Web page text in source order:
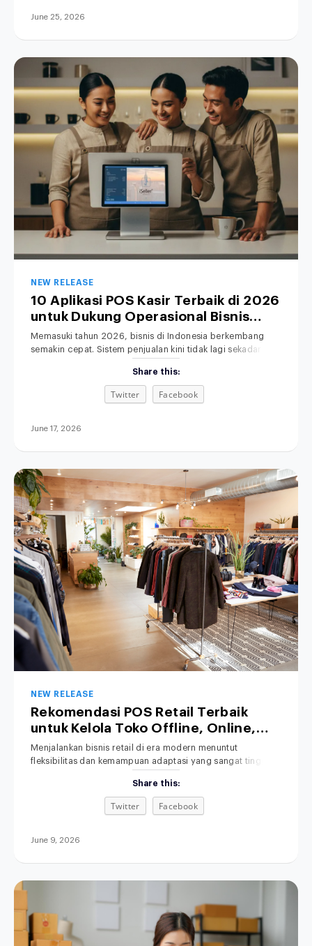
June 25, 2026
NEW RELEASE
10 Aplikasi POS Kasir Terbaik di 2026
untuk Dukung Operasional Bisnis
Anda
Memasuki tahun 2026, bisnis di Indonesia berkembang
semakin cepat. Sistem penjualan kini tidak lagi sekadar
POS terbaik untuk bisnis retail, F&B, fashion, maupun jasa
menjadi langkah penting untuk meningkatkan efisiensi
operasional. Di saat yang sama, sistem penjualan
bisnis terintegrasi. Aplikasi kasir modern
Share this:
Twitter Facebook
June 17, 2026
NEW RELEASE
Rekomendasi POS Retail Terbaik
untuk Kelola Toko Offline, Online,
hingga Bisnis Hybrid
Menjalankan bisnis retail di era modern menuntut
fleksibilitas dan kemampuan adaptasi yang sangat tinggi.
adalah POS retail terbaik untuk membantu mengelola
berbagai saluran penjualan secara efisien. Transaksi
penjualan kini tidak lagi hanya terjadi secara tatap muka di
Share this:
Twitter Facebook
June 9, 2026